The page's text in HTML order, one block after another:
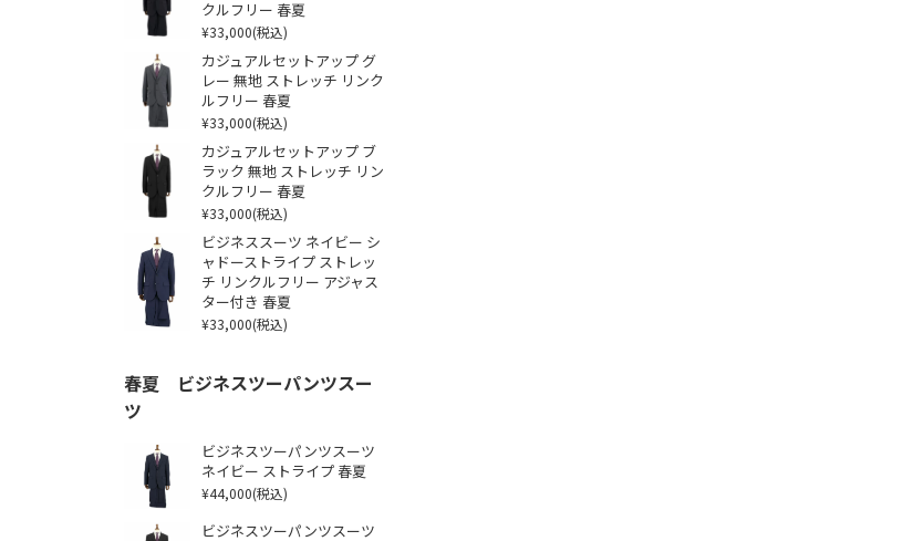
クルフリー 春夏
¥33,000(税込)
カジュアルセットアップ グ
レー 無地 ストレッチ リンク
ルフリー 春夏
¥33,000(税込)
カジュアルセットアップ ブ
ラック 無地 ストレッチ リン
クルフリー 春夏
¥33,000(税込)
ビジネススーツ ネイビー シ
ャドーストライプ ストレッ
チ リンクルフリー アジャス
ター付き 春夏
¥33,000(税込)
春夏 ビジネスツーパンツスー
ツ
ビジネスツーパンツスーツ
ネイビー ストライプ 春夏
¥44,000(税込)
ビジネスツーパンツスーツ